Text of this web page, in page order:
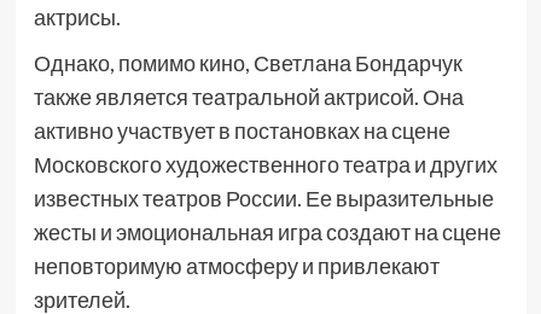
актрисы.
Однако, помимо кино, Светлана Бондарчук
также является театральной актрисой. Она
активно участвует в постановках на сцене
Московского художественного театра и других
известных театров России. Ее выразительные
жесты и эмоциональная игра создают на сцене
неповторимую атмосферу и привлекают
зрителей.